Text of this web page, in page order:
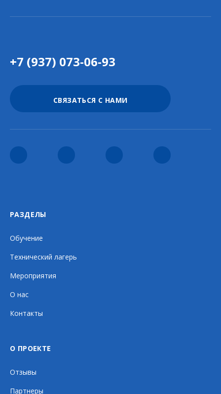
+7 (937) 073-06-93
СВЯЗАТЬСЯ С НАМИ
РАЗДЕЛЫ
Обучение
Технический лагерь
Мероприятия
О нас
Контакты
О ПРОЕКТЕ
Отзывы
Партнеры